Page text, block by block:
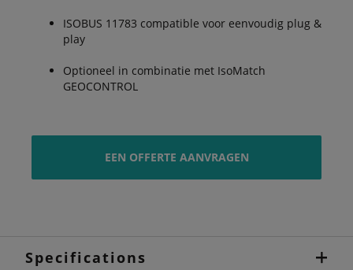
ISOBUS 11783 compatible voor eenvoudig plug &
play
Optioneel in combinatie met IsoMatch
GEOCONTROL
EEN OFFERTE AANVRAGEN
Specifications